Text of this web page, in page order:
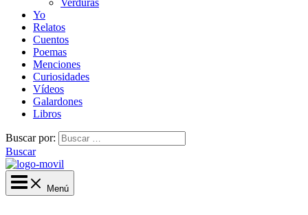
Verduras
Yo
Relatos
Cuentos
Poemas
Menciones
Curiosidades
Vídeos
Galardones
Libros
Buscar por:
Buscar
Menú